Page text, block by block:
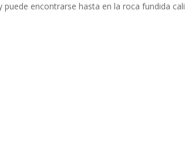
encontrarse hasta en la roca fundida